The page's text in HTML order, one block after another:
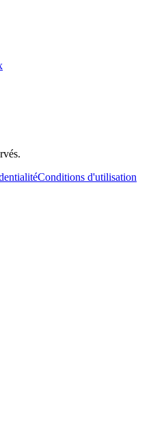
Conditions d'utilisation